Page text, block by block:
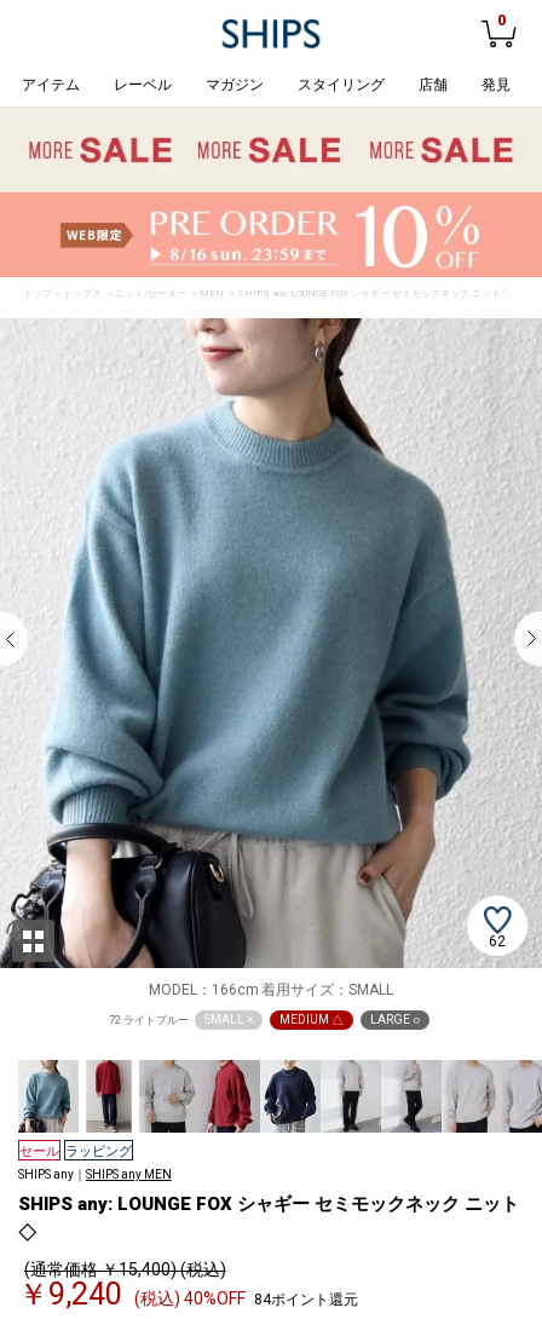
0
アイテム レーベル マガジン スタイリング 店舗 発見
トップ > トップス > ニット/セーター > MEN > SHIPS any: LOUNGE FOX シャギー セミモックネック ニット◇
62
MODEL：166cm 着用サイズ：SMALL
72 ライトブルー SMALL × MEDIUM △ LARGE ○
セール ラッピング
SHIPS any｜ SHIPS any MEN
SHIPS any: LOUNGE FOX シャギー セミモックネック ニット
◇
(通常価格 ￥15,400) (税込)
￥9,240 (税込) 40%OFF 84ポイント還元